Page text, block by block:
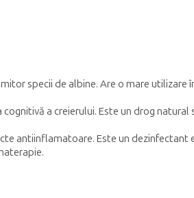
specii de albine. Are o mare utilizare
a creierului. Este un drog
antiinflamatoare. Este un